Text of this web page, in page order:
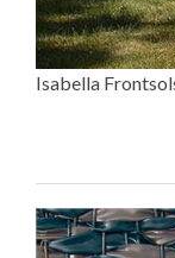
Isabella